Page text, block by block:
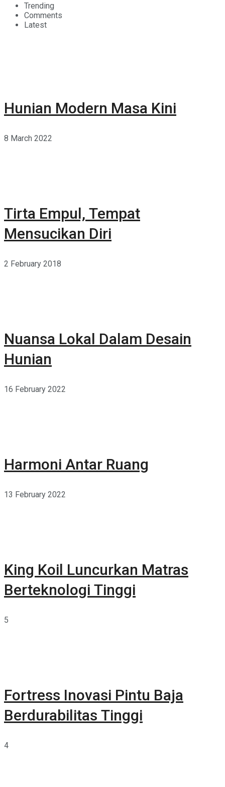
Trending
Comments
Latest
Hunian Modern Masa Kini
8 March 2022
Tirta Empul, Tempat
Mensucikan Diri
2 February 2018
Nuansa Lokal Dalam Desain
Hunian
16 February 2022
Harmoni Antar Ruang
13 February 2022
King Koil Luncurkan Matras
Berteknologi Tinggi
5
Fortress Inovasi Pintu Baja
Berdurabilitas Tinggi
4